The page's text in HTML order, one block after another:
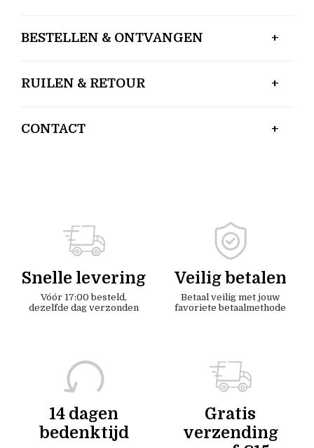
BESTELLEN & ONTVANGEN
RUILEN & RETOUR
CONTACT
Snelle levering
Vóór 17:00 besteld,
dezelfde dag verzonden
Veilig betalen
Betaal veilig met jouw
favoriete betaalmethode
14 dagen
bedenktijd
Gratis
verzending